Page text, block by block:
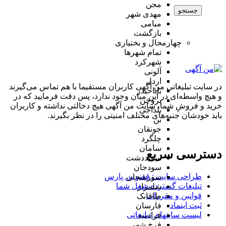
مجن
مهدی شهر
میامی
بازگشت
چهارمحال و بختیاری
تمام شهر‌ها
شهرکرد
آلونی
اردل
باباحیدر
بروجن
بلداجی
بن
جونقان
چلگرد
سامان
سفیددشت
سودجان
سورشجان
شلمزار
طاقانک
فارسان
فرادبنه
جستجو
در سایت تبلیغاتی من آگهی کاربران مستقیما با هم تماس می‌گیرند
و هیچ واسطه‌ای در این میان وجود ندارد، پس دقت فرمایید که در
خرید و فروشِ شما، سایت من آگهی هیچ دخالتی نداشته و کاربران
باید خودشان جنبه‌های مختلف امنیتی را در نظر بگیرند.
دسترسی سریع
طراحی سایت :‌ ققنوس پارس
تبلیغات گسترده شغل شما
قوانین و مقررات
ثبت اینماد
لیست سایتهای تبلیغاتی